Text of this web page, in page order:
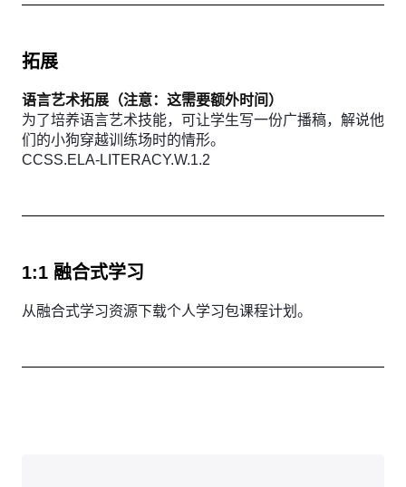
拓展
语言艺术拓展（注意：这需要额外时间）
为了培养语言艺术技能，可让学生写一份广播稿，解说他
们的小狗穿越训练场时的情形。
CCSS.ELA-LITERACY.W.1.2
1:1 融合式学习
从融合式学习资源下载个人学习包课程计划。